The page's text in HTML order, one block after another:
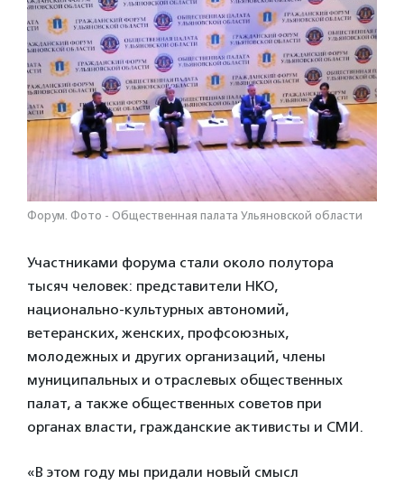
Форум. Фото - Общественная палата Ульяновской области
Участниками форума стали около полутора
тысяч человек: представители НКО,
национально-культурных автономий,
ветеранских, женских, профсоюзных,
молодежных и других организаций, члены
муниципальных и отраслевых общественных
палат, а также общественных советов при
органах власти, гражданские активисты и СМИ.
«В этом году мы придали новый смысл